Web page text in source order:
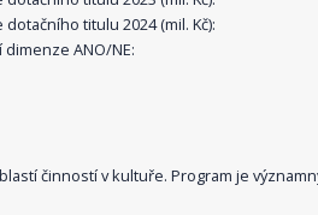
dotačního titulu 2024 (mil. Kč):
dimenze ANO/NE:
činností v kultuře. Program je